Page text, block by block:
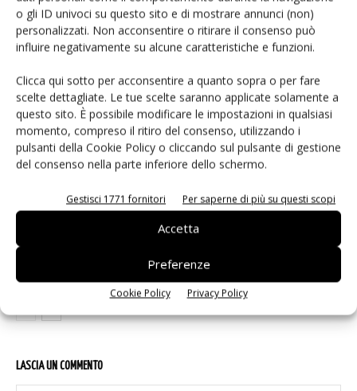
o gli ID univoci su questo sito e di mostrare annunci (non)
personalizzati. Non acconsentire o ritirare il consenso può
influire negativamente su alcune caratteristiche e funzioni.
Clicca qui sotto per acconsentire a quanto sopra o per fare
scelte dettagliate. Le tue scelte saranno applicate solamente a
questo sito. È possibile modificare le impostazioni in qualsiasi
momento, compreso il ritiro del consenso, utilizzando i
pulsanti della Cookie Policy o cliccando sul pulsante di gestione
del consenso nella parte inferiore dello schermo.
Gestisci 1771 fornitori Per saperne di più su questi scopi
Accetta
Preferenze
Cookie Policy Privacy Policy
ARTICOLI CORRELATI ALTRO DALL'AUTORE
IA autonoma: la fiducia diventa
decisiva
Smart home: la sfida passa da
sicurezza e interoperabilità
Siemens e NVIDIA insieme sull’IA
LASCIA UN COMMENTO